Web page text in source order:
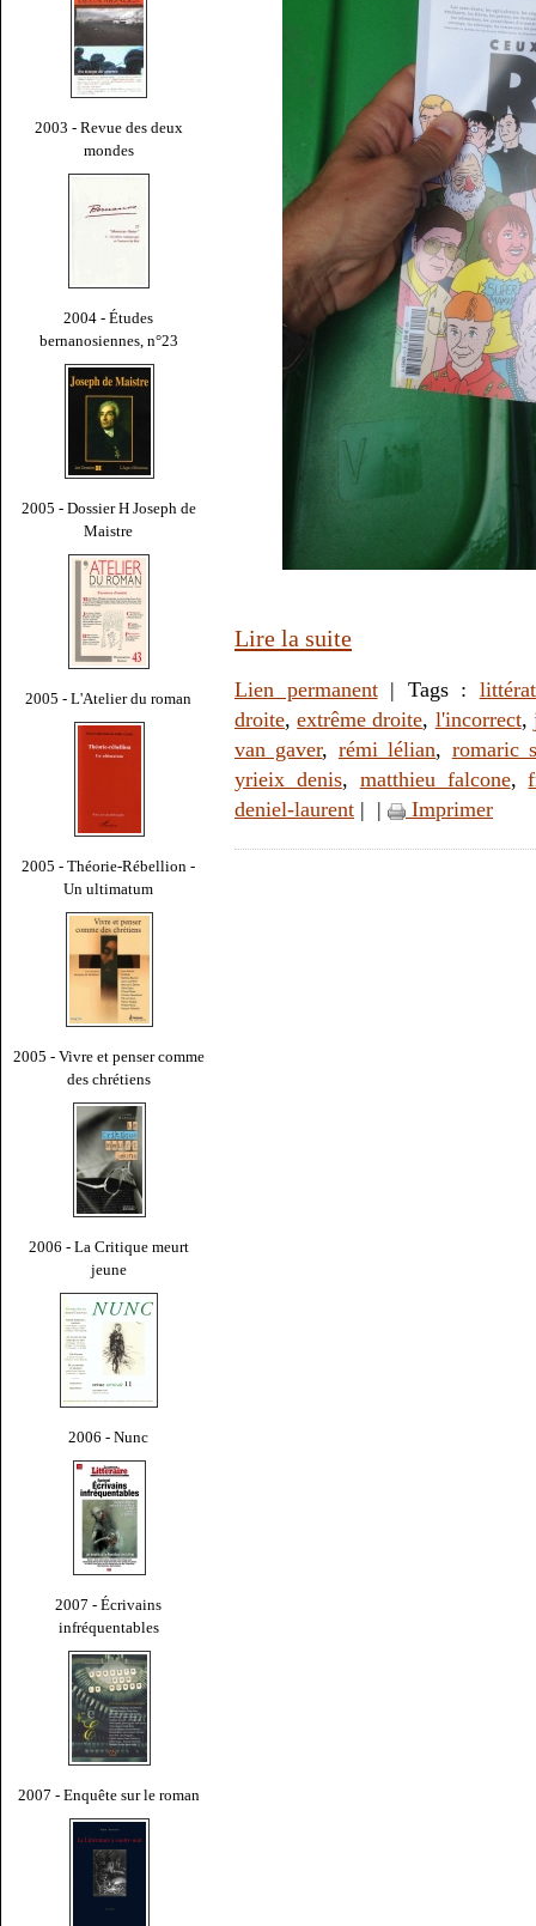
2003 - Revue des deux
mondes
2004 - Études
bernanosiennes, n°23
2005 - Dossier H Joseph de
Maistre
2005 - L'Atelier du roman
2005 - Théorie-Rébellion -
Un ultimatum
2005 - Vivre et penser comme
des chrétiens
2006 - La Critique meurt
jeune
2006 - Nunc
2007 - Écrivains
infréquentables
2007 - Enquête sur le roman
Lire la suite
Lien permanent| Tags :
droite,extrême droite, l'incorrect,
van gaver, rémi lélian, romaric
yrieix denis, matthieu falcone,
deniel-laurent | | Imprimer